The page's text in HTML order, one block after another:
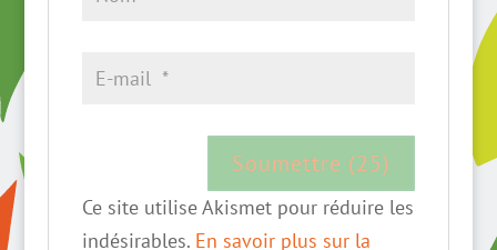
Ce site utilise Akismet pour réduire les
indésirables. En savoir plus sur la